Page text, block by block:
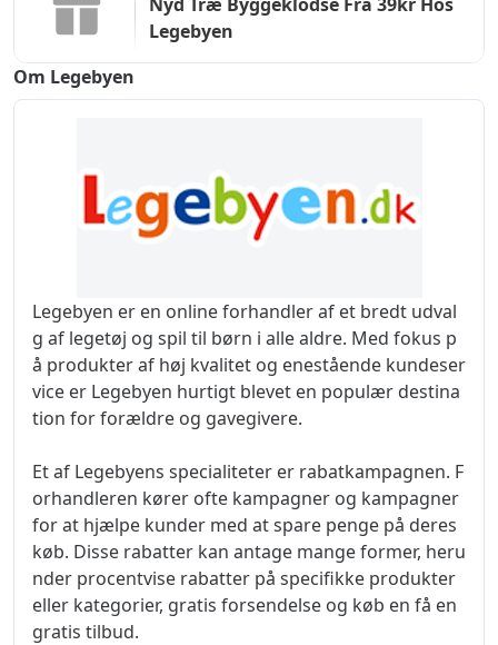
Legebyen
Om Legebyen
Legebyen er en online forhandler af et bredt udval
g af legetøj og spil til børn i alle aldre. Med fokus p
å produkter af høj kvalitet og enestående kundeser
vice er Legebyen hurtigt blevet en populær destina
tion for forældre og gavegivere.
Et af Legebyens specialiteter er rabatkampagnen. F
orhandleren kører ofte kampagner og kampagner
for at hjælpe kunder med at spare penge på deres
køb. Disse rabatter kan antage mange former, heru
nder procentvise rabatter på specifikke produkter
eller kategorier, gratis forsendelse og køb en få en
gratis tilbud.